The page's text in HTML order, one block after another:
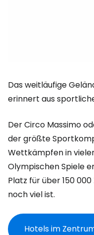
Das weitläufige
erinnert aus
Der Circo Massimo
der größte
Wettkämpfen in
Olympischen Spiele
Platz für über 150
noch viel ist.
Hotels im